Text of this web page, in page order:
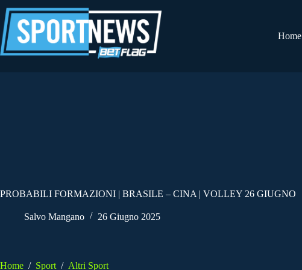
al
contenuto
Home
PROBABILI FORMAZIONI | BRASILE – CINA | VOLLEY 26 GIUGNO
Salvo Mangano 26 Giugno 2025
Home / Sport / Altri Sport